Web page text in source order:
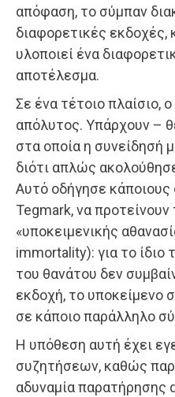
απόφαση, το σύμπαν
διαφορετικές εκδοχές,
υλοποιεί ένα
αποτέλεσμα.
Σε ένα τέτοιο πλαίσιο,
απόλυτος. Υπάρχουν –
στα οποία η συνείδησή
διότι απλώς
Αυτό οδήγησε
Tegmark, να
«υποκειμενικής
immortality): για το ίδιο
του θανάτου δεν
εκδοχή, το υποκείμενο
σε κάποιο παράλληλο
Η υπόθεση αυτή έχει
συζητήσεων, καθώς
αδυναμία